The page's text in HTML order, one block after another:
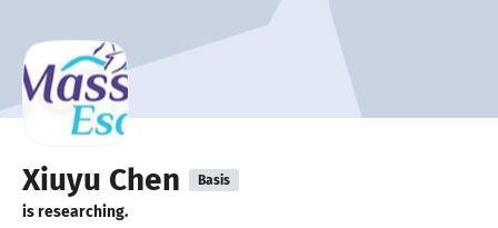
Xiuyu Chen Basis
is researching.